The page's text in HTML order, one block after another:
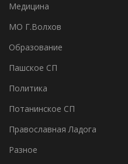
Медицина
МО Г.Волхов
Образование
Пашское СП
Политика
Потанинское СП
Православная Ладога
Разное